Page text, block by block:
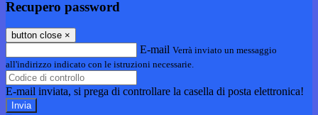
Recupero password
button close ×
E-mail Verrà inviato un messaggio
all'indirizzo indicato con le istruzioni necessarie.
E-mail inviata, si prega di controllare la casella di posta elettronica!